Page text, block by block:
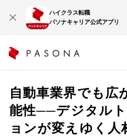
ハイクラス転職
パソナキャリア公式アプリ
自動車業界でも広
能性──デジタル
ョンが変えゆく人